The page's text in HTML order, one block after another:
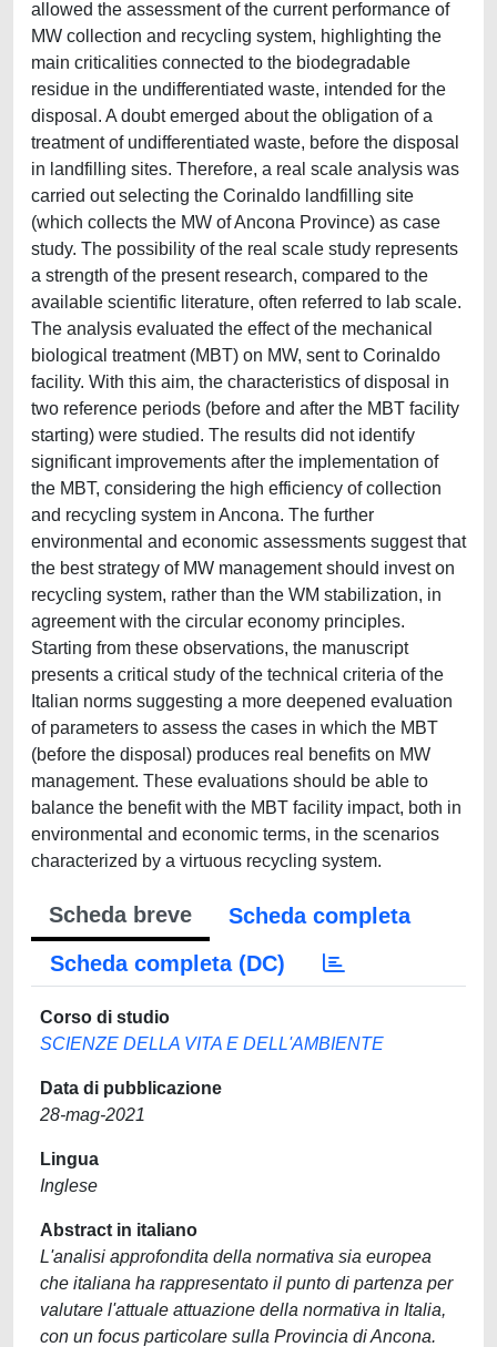
allowed the assessment of the current performance of
MW collection and recycling system, highlighting the
main criticalities connected to the biodegradable
residue in the undifferentiated waste, intended for the
disposal. A doubt emerged about the obligation of a
treatment of undifferentiated waste, before the disposal
in landfilling sites. Therefore, a real scale analysis was
carried out selecting the Corinaldo landfilling site
(which collects the MW of Ancona Province) as case
study. The possibility of the real scale study represents
a strength of the present research, compared to the
available scientific literature, often referred to lab scale.
The analysis evaluated the effect of the mechanical
biological treatment (MBT) on MW, sent to Corinaldo
facility. With this aim, the characteristics of disposal in
two reference periods (before and after the MBT facility
starting) were studied. The results did not identify
significant improvements after the implementation of
the MBT, considering the high efficiency of collection
and recycling system in Ancona. The further
environmental and economic assessments suggest that
the best strategy of MW management should invest on
recycling system, rather than the WM stabilization, in
agreement with the circular economy principles.
Starting from these observations, the manuscript
presents a critical study of the technical criteria of the
Italian norms suggesting a more deepened evaluation
of parameters to assess the cases in which the MBT
(before the disposal) produces real benefits on MW
management. These evaluations should be able to
balance the benefit with the MBT facility impact, both in
environmental and economic terms, in the scenarios
characterized by a virtuous recycling system.
Scheda breve
Scheda completa
Scheda completa (DC)
Corso di studio
SCIENZE DELLA VITA E DELL'AMBIENTE
Data di pubblicazione
28-mag-2021
Lingua
Inglese
Abstract in italiano
L'analisi approfondita della normativa sia europea
che italiana ha rappresentato il punto di partenza per
valutare l'attuale attuazione della normativa in Italia,
con un focus particolare sulla Provincia di Ancona.